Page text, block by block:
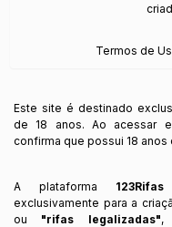
Termos de
Este site é destinado
de 18 anos. Ao acessar
confirma que possui 18 anos
A plataforma 123Rifas
exclusivamente para a
ou "rifas legalizadas",